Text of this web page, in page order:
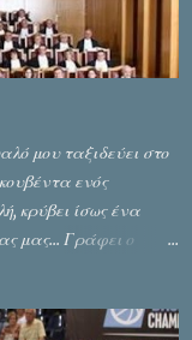
μου ταξιδεύει στο
ενός
κρύβει ίσως ένα
μας... Γράφει ο